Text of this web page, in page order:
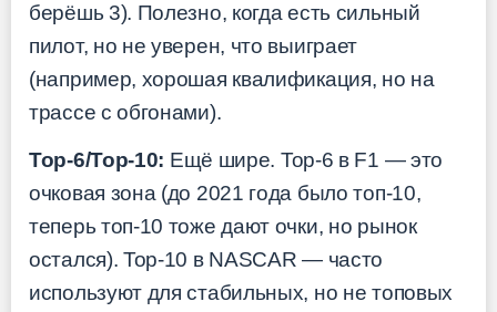
берёшь 3). Полезно, когда есть сильный
пилот, но не уверен, что выиграет
(например, хорошая квалификация, но на
трассе с обгонами).
Top-6/Top-10: Ещё шире. Top-6 в F1 — это
очковая зона (до 2021 года было топ-10,
теперь топ-10 тоже дают очки, но рынок
остался). Top-10 в NASCAR — часто
используют для стабильных, но не топовых